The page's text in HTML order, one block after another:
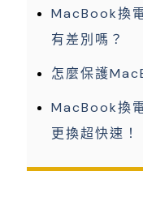
MacBook換
有差別嗎？
怎麼保護
MacBook換
更換超快速！